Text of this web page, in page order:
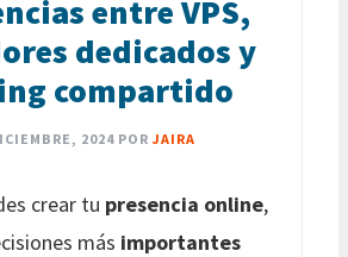
entre VPS,
dedicados y
compartido
2024 POR JAIRA
crear tu presencia online,
más importantes